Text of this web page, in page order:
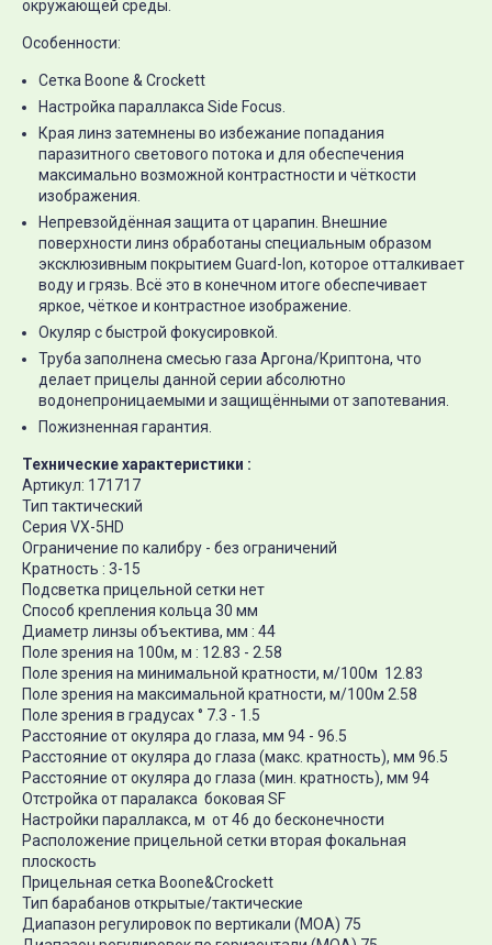
окружающей среды.
Особенности:
Сетка Boone & Crockett
Настройка параллакса Side Focus.
Края линз затемнены во избежание попадания
паразитного светового потока и для обеспечения
максимально возможной контрастности и чёткости
изображения.
Непревзойдённая защита от царапин. Внешние
поверхности линз обработаны специальным образом
эксклюзивным покрытием Guard-Ion, которое отталкивает
воду и грязь. Всё это в конечном итоге обеспечивает
яркое, чёткое и контрастное изображение.
Окуляр с быстрой фокусировкой.
Труба заполнена смесью газа Аргона/Криптона, что
делает прицелы данной серии абсолютно
водонепроницаемыми и защищёнными от запотевания.
Пожизненная гарантия.
Технические характеристики :
Артикул: 171717
Тип тактический
Серия VX-5HD
Ограничение по калибру - без ограничений
Кратность : 3-15
Подсветка прицельной сетки нет
Способ крепления кольца 30 мм
Диаметр линзы объектива, мм : 44
Поле зрения на 100м, м : 12.83 - 2.58
Поле зрения на минимальной кратности, м/100м 12.83
Поле зрения на максимальной кратности, м/100м 2.58
Поле зрения в градусах ° 7.3 - 1.5
Расстояние от окуляра до глаза, мм 94 - 96.5
Расстояние от окуляра до глаза (макс. кратность), мм 96.5
Расстояние от окуляра до глаза (мин. кратность), мм 94
Отстройка от паралакса боковая SF
Настройки параллакса, м от 46 до бесконечности
Расположение прицельной сетки вторая фокальная
плоскость
Прицельная сетка Boone&Crockett
Тип барабанов открытые/тактические
Диапазон регулировок по вертикали (МОА) 75